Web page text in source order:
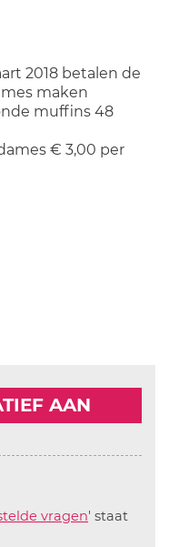
2018 betalen de
maken
muffins 48
€ 3,00 per
AAN
vragen' staat